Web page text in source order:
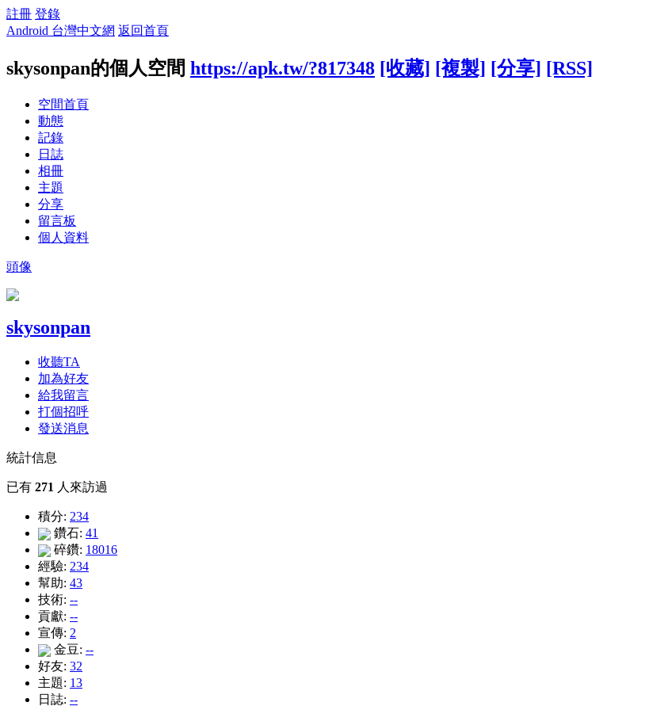
註冊 登錄
Android 台灣中文網 返回首頁
skysonpan的個人空間 https://apk.tw/?817348 [收藏] [複製] [分享] [RSS]
空間首頁
動態
記錄
日誌
相冊
主題
分享
留言板
個人資料
頭像
skysonpan
收聽TA
加為好友
給我留言
打個招呼
發送消息
統計信息
已有 271 人來訪過
積分: 234
鑽石: 41
碎鑽: 18016
經驗: 234
幫助: 43
技術: --
貢獻: --
宣傳: 2
金豆: --
好友: 32
主題: 13
日誌: --